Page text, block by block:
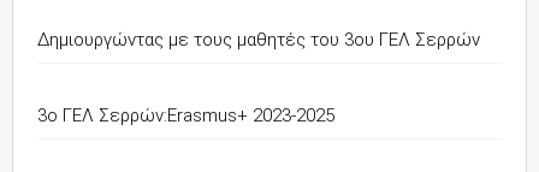
Δημιουργώντας με τους μαθητές του 3ου ΓΕΛ Σερρών
3o ΓΕΛ Σερρών:Erasmus+ 2023-2025